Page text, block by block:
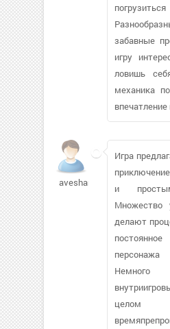
забавные
игру
ловишь
механика
aveshamano
Игра
и
Множество
делают
персонажа
целом